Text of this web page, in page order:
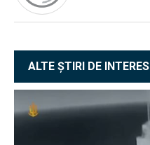
ALTE ȘTIRI DE INTERES